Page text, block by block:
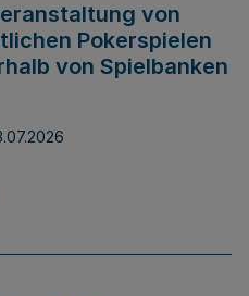
von
Pokerspielen
von Spielbanken